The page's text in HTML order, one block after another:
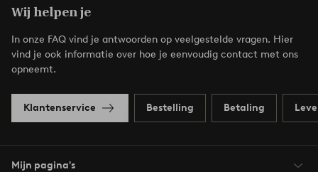
Wij helpen je
In onze FAQ vind je antwoorden op veelgestelde vragen. Hier
vind je ook informatie over hoe je eenvoudig contact met ons
opneemt.
Klantenservice Bestelling Betaling
Mijn pagina's